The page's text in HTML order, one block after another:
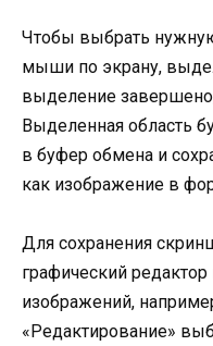
Чтобы выбрать
мыши по экрану,
выделение
Выделенная область
в буфер обмена и
как изображение в
Для сохранения
графический
изображений,
«Редактирование»